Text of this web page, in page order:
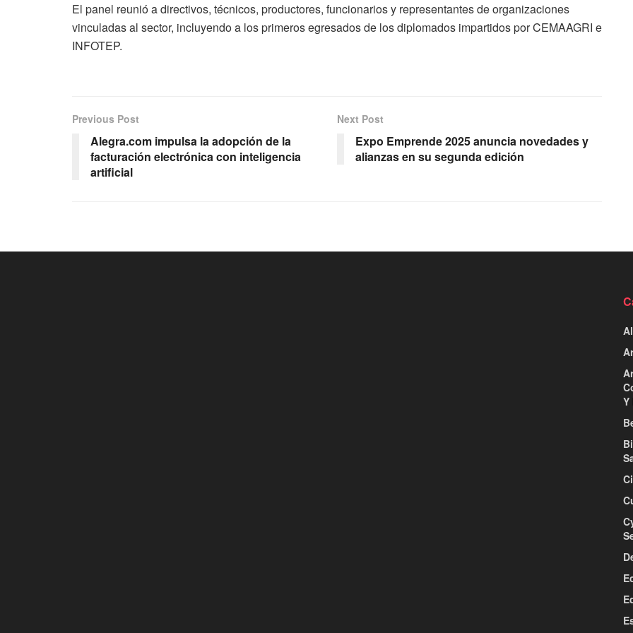
El panel reunió a directivos, técnicos, productores, funcionarios y representantes de organizaciones
vinculadas al sector, incluyendo a los primeros egresados de los diplomados impartidos por CEMAAGRI e
INFOTEP.
Previous Post
Alegra.com impulsa la adopción de la
facturación electrónica con inteligencia
artificial
Next Post
Expo Emprende 2025 anuncia novedades y
alianzas en su segunda edición
Y